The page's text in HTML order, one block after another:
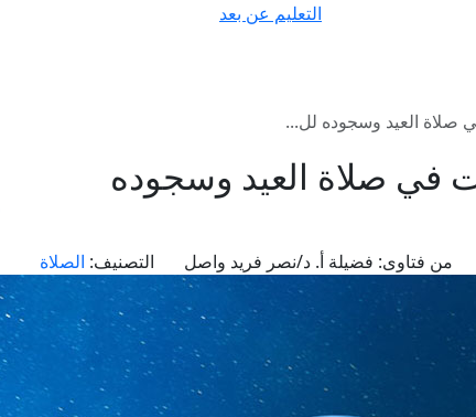
التعليم عن بعد
صلاة العيد وسجوده لل...
في صلاة العيد وسجوده
من فتاوى: فضيلة أ. د/نصر فريد واصل التصنيف: الصلاة